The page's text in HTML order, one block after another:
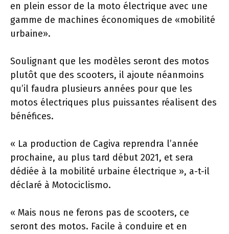
en plein essor de la moto électrique avec une
gamme de machines économiques de «mobilité
urbaine».
Soulignant que les modèles seront des motos
plutôt que des scooters, il ajoute néanmoins
qu’il faudra plusieurs années pour que les
motos électriques plus puissantes réalisent des
bénéfices.
« La production de Cagiva reprendra l’année
prochaine, au plus tard début 2021, et sera
dédiée à la mobilité urbaine électrique », a-t-il
déclaré à Motociclismo.
« Mais nous ne ferons pas de scooters, ce
seront des motos. Facile à conduire et en